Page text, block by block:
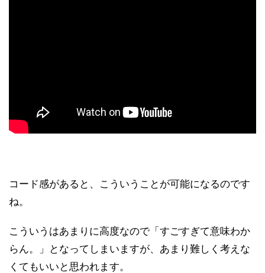
コード感があると、こういうことが可能になるのです
ね。
こういうはあまりに高度なので「すごすぎて意味わか
らん。」となってしまいますが、あまり難しく考えな
くてもいいと思われます。